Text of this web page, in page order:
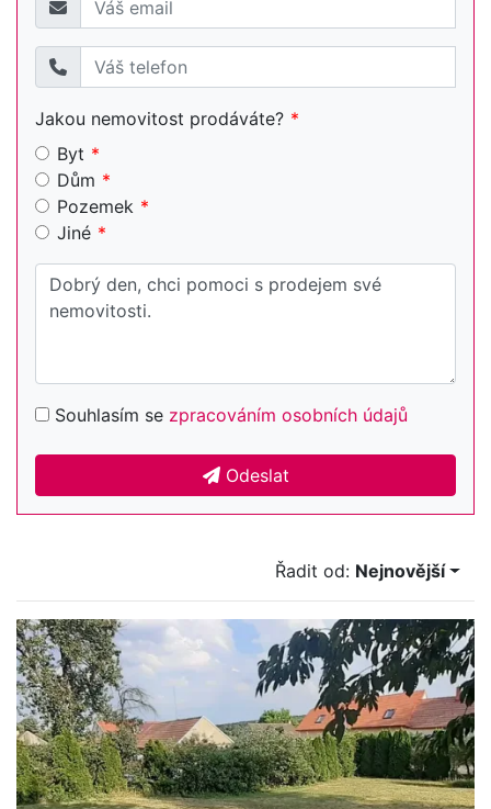
Jakou nemovitost prodáváte?
Byt
Dům
Pozemek
Jiné
Souhlasím se zpracováním osobních údajů
Odeslat
Řadit od: Nejnovější